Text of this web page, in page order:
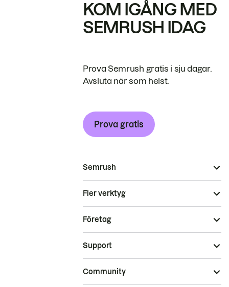
KOM IGÅNG MED
SEMRUSH IDAG
Prova Semrush gratis i sju dagar.
Avsluta när som helst.
Prova gratis
Semrush
Fler verktyg
Företag
Support
Community